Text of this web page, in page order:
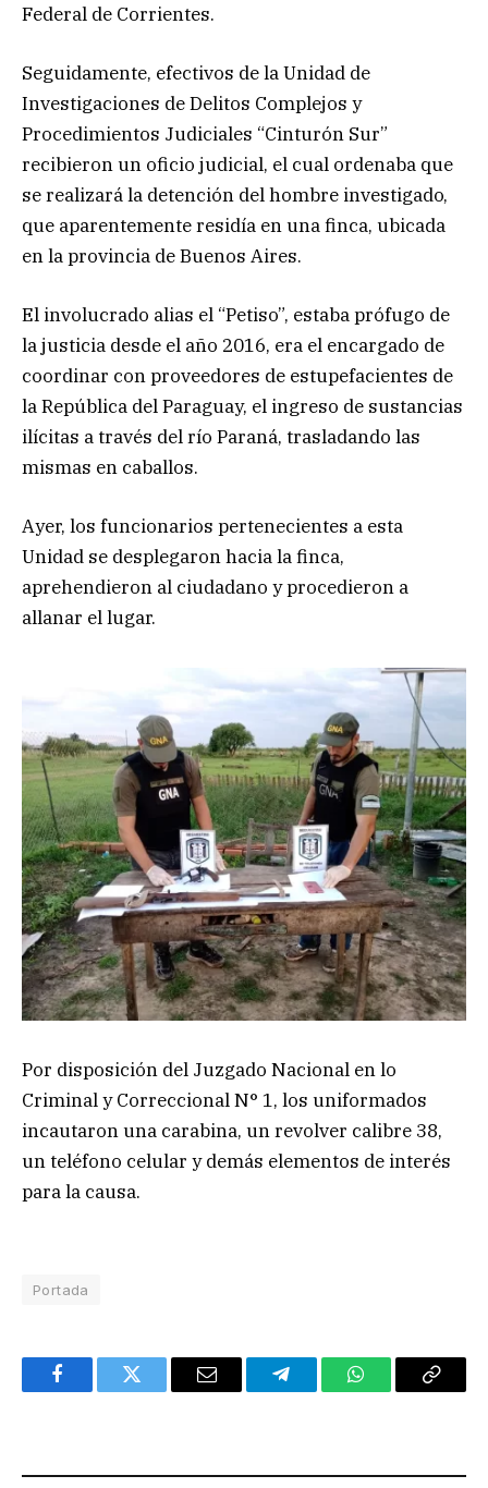
Federal de Corrientes.
Seguidamente, efectivos de la Unidad de
Investigaciones de Delitos Complejos y
Procedimientos Judiciales “Cinturón Sur”
recibieron un oficio judicial, el cual ordenaba que
se realizará la detención del hombre investigado,
que aparentemente residía en una finca, ubicada
en la provincia de Buenos Aires.
El involucrado alias el “Petiso”, estaba prófugo de
la justicia desde el año 2016, era el encargado de
coordinar con proveedores de estupefacientes de
la República del Paraguay, el ingreso de sustancias
ilícitas a través del río Paraná, trasladando las
mismas en caballos.
Ayer, los funcionarios pertenecientes a esta
Unidad se desplegaron hacia la finca,
aprehendieron al ciudadano y procedieron a
allanar el lugar.
Por disposición del Juzgado Nacional en lo
Criminal y Correccional N° 1, los uniformados
incautaron una carabina, un revolver calibre 38,
un teléfono celular y demás elementos de interés
para la causa.
Portada
FacebookTwitter Email TelegramWhatsAppCopy